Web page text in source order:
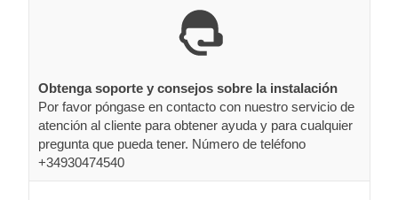
Obtenga soporte y consejos sobre la instalación
Por favor póngase en contacto con nuestro servicio de
atención al cliente para obtener ayuda y para cualquier
pregunta que pueda tener. Número de teléfono
+34930474540